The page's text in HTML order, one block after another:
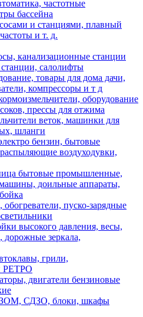
частотные
бассейна
и станциями, плавный
и т. д.
канализационные станции
салолифты
товары для дома дачи,
компрессоры и т д
оборудование
прессы для отжима
веток, машинки для
шланги
бензин, бытовые
воздуходувки,
бытовые промышленные,
доильные аппараты,
пуско-зарядные
высокого давления, весы,
дорожные зеркала,
грили,
РЕТРО
двигатели бензиновые
ЗОМ, СДЗО, блоки, шкафы